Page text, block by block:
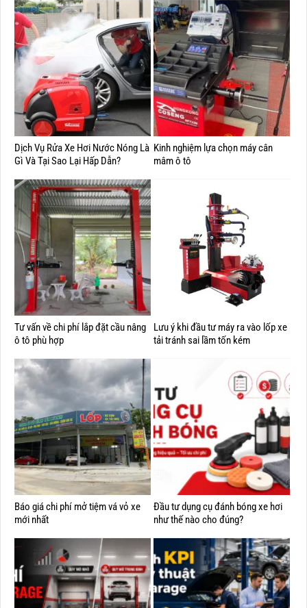
Dịch Vụ Rửa Xe Hơi Nước Nóng Là
Gì Và Tại Sao Lại Hấp Dẫn?
Kinh nghiệm lựa chọn máy cân
mâm ô tô
Tư vấn về chi phí lắp đặt cầu nâng
ô tô phù hợp
Lưu ý khi đầu tư máy ra vào lốp xe
tải tránh sai lầm tốn kém
Báo giá chi phí mở tiệm vá vỏ xe
mới nhất
Đầu tư dụng cụ đánh bóng xe hơi
như thế nào cho đúng?